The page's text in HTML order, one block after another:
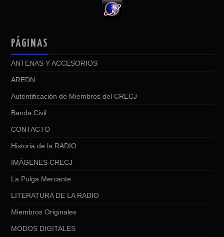
PÁGINAS
ANTENAS Y ACCESORIOS
AREDN
Autentificación de Miembros del CRECJ
Banda Civil
CONTACTO
Historia de la RADIO
IMÁGENES CRECJ
La Pulga Mercante
LITERATURA DE LA RADIO
Miembros Originales
MODOS DIGITALES